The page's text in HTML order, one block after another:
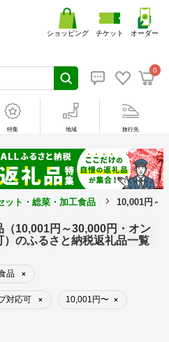
0
ショッピング チケット オーダー
特集 地域 旅行先
ット・総菜・加工食品 10,001円～
10,001円～30,000円・オン
のふるさと納税返礼品一覧
品 ×
対応可 × 10,001円〜 ×